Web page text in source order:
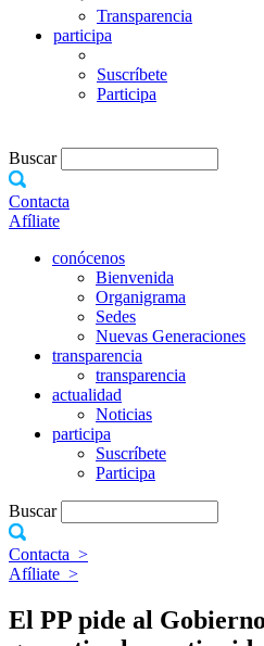
Transparencia
participa
Suscríbete
Participa
Buscar
Contacta
Afíliate
conócenos
Bienvenida
Organigrama
Sedes
Nuevas Generaciones
transparencia
transparencia
actualidad
Noticias
participa
Suscríbete
Participa
Buscar
Contacta >
Afíliate >
El PP pide al